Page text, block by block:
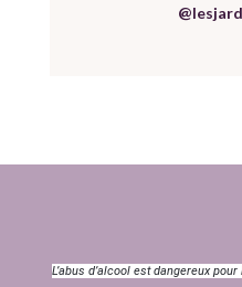
L’abus d’alcool est dangereux